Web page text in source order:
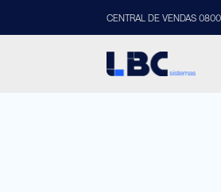
CENTRAL DE VENDAS